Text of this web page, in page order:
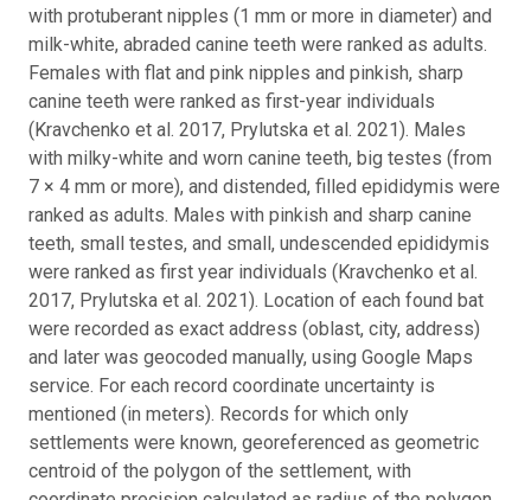
with protuberant nipples (1 mm or more in diameter) and
milk-white, abraded canine teeth were ranked as adults.
Females with flat and pink nipples and pinkish, sharp
canine teeth were ranked as first-year individuals
(Kravchenko et al. 2017, Prylutska et al. 2021). Males
with milky-white and worn canine teeth, big testes (from
7 × 4 mm or more), and distended, filled epididymis were
ranked as adults. Males with pinkish and sharp canine
teeth, small testes, and small, undescended epididymis
were ranked as first year individuals (Kravchenko et al.
2017, Prylutska et al. 2021). Location of each found bat
were recorded as exact address (oblast, city, address)
and later was geocoded manually, using Google Maps
service. For each record coordinate uncertainty is
mentioned (in meters). Records for which only
settlements were known, georeferenced as geometric
centroid of the polygon of the settlement, with